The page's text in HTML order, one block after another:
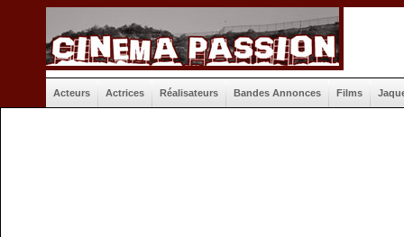
Acteurs Actrices Réalisateurs Bandes Annonces Films